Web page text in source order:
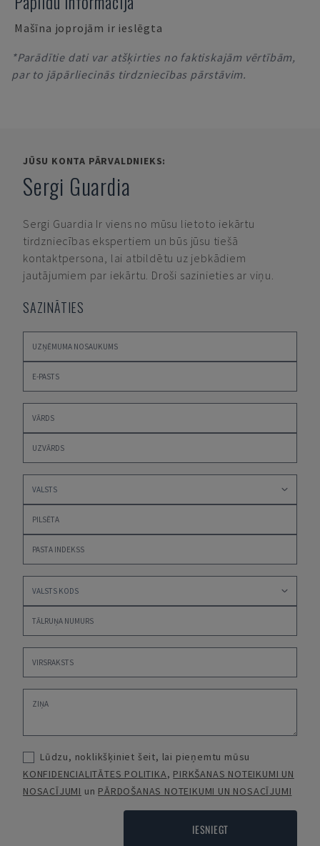
Mašīna joprojām ir ieslēgta
*Parādītie dati var atšķirties no faktiskajām vērtībām,
par to jāpārliecinās tirdzniecības pārstāvim.
JŪSU KONTA PĀRVALDNIEKS:
Sergi Guardia
Sergi Guardia Ir viens no mūsu lietoto iekārtu
tirdzniecības ekspertiem un būs jūsu tiešā
kontaktpersona, lai atbildētu uz jebkādiem
jautājumiem par iekārtu. Droši sazinieties ar viņu.
SAZINĀTIES
Lūdzu, noklikšķiniet šeit, lai pieņemtu mūsu
KONFIDENCIALITĀTES POLITIKA, PIRKŠANAS NOTEIKUMI UN
NOSACĪJUMI un PĀRDOŠANAS NOTEIKUMI UN NOSACĪJUMI
IESNIEGT